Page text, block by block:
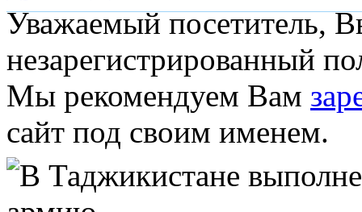
Уважаемый посетитель,
незарегистрированный
Мы рекомендуем Вам
сайт под своим именем.